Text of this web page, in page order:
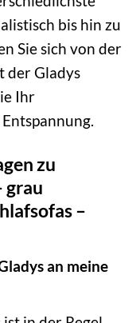
bis hin zu
Sie sich von der
der Gladys
Ihr
zu
grau
–
an meine